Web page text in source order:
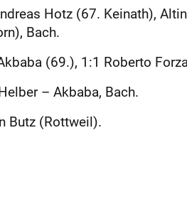
Hotz (67. Keinath),
Bach.
(69.), 1:1 Roberto
– Akbaba, Bach.
Butz (Rottweil).